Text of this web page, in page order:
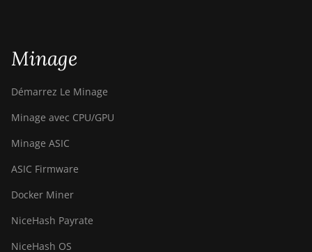
Minage
Démarrez Le Minage
Minage avec CPU/GPU
Minage ASIC
ASIC Firmware
Docker Miner
NiceHash Payrate
NiceHash OS